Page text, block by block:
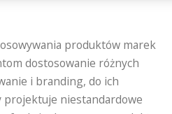
produktów marek
dostosowanie różnych
i branding, do ich
projektuje niestandardowe